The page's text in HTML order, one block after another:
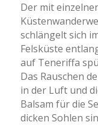
Der mit
schlängelt sich
Felsküste
auf Teneriffa
Das Rauschen
in der Luft und
Balsam für die
dicken Sohlen